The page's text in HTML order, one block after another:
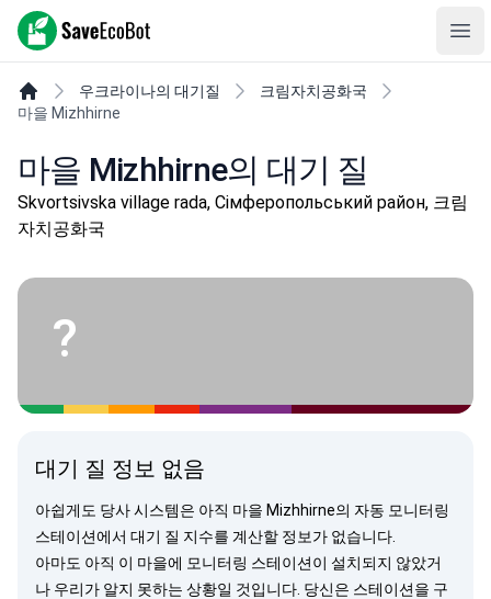
SaveEcoBot
우크라이나의 대기질
크림자치공화국
마을 Mizhhirne
마을 Mizhhirne의 대기 질
Skvortsivska village rada, Сімферопольський район, 크림
자치공화국
?
대기 질 정보 없음
아쉽게도 당사 시스템은 아직 마을 Mizhhirne의 자동 모니터링
스테이션에서 대기 질 지수를 계산할 정보가 없습니다.
아마도 아직 이 마을에 모니터링 스테이션이 설치되지 않았거
나 우리가 알지 못하는 상황일 것입니다. 당신은 스테이션을 구